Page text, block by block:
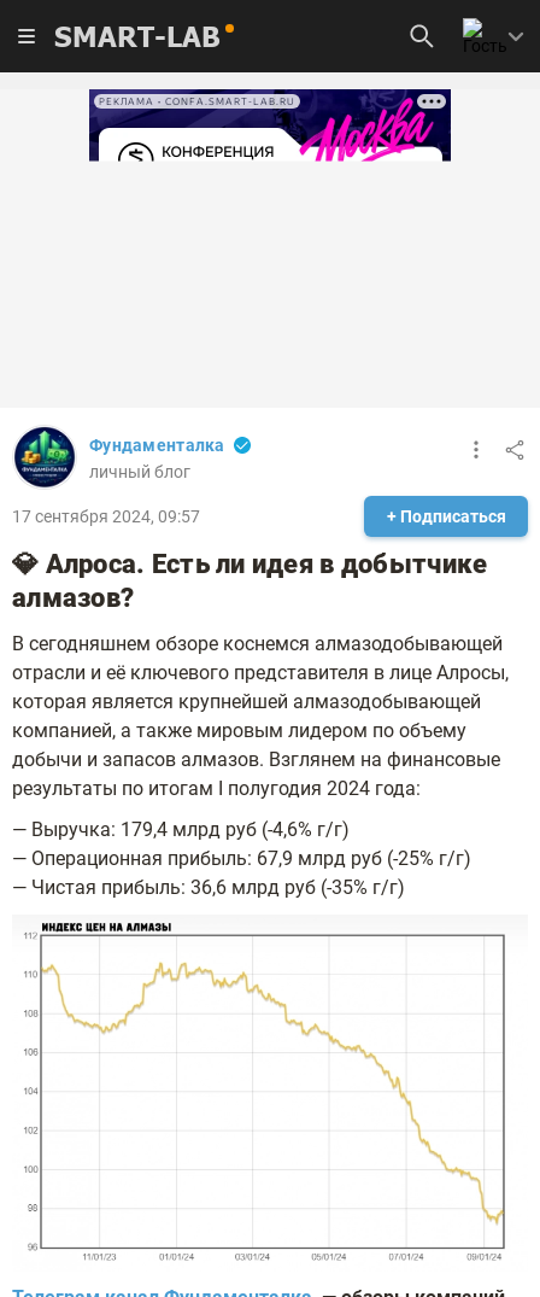
SMART-LAB
РЕКЛАМА • CONFA.SMART-LAB.RU
Фундаменталка
личный блог
17 сентября 2024, 09:57 + Подписаться
💎 Алроса. Есть ли идея в добытчике
алмазов?
В сегодняшнем обзоре коснемся алмазодобывающей
отрасли и её ключевого представителя в лице Алросы,
которая является крупнейшей алмазодобывающей
компанией, а также мировым лидером по объему
добычи и запасов алмазов. Взглянем на финансовые
результаты по итогам I полугодия 2024 года:
— Выручка: 179,4 млрд руб (-4,6% г/г)
— Операционная прибыль: 67,9 млрд руб (-25% г/г)
— Чистая прибыль: 36,6 млрд руб (-35% г/г)